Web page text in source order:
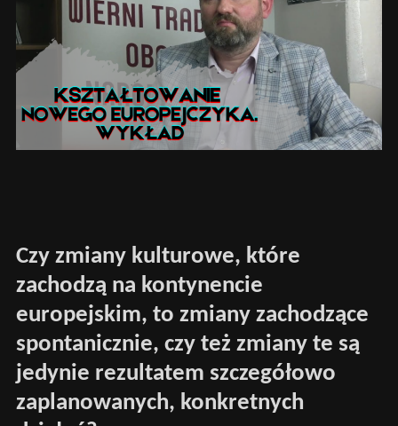
Czy zmiany kulturowe, które
zachodzą na kontynencie
europejskim, to zmiany zachodzące
spontanicznie, czy też zmiany te są
jedynie rezultatem szczegółowo
zaplanowanych, konkretnych